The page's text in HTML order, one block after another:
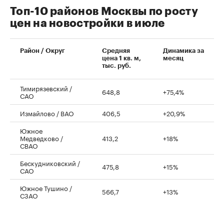
00:00 / 00:00
Топ-10 районов Москвы по росту
цен на новостройки в июле
Район / Округ
Средняя
цена 1 кв. м,
тыс. руб.
Динамика за
месяц
Тимирязевский /
САО 648,8 +75,4%
Измайлово / ВАО 406,5
+20,9%
Южное
Медведково /
СВАО
413,2 +18%
Бескудниковский /
САО 475,8 +15%
Южное Тушино /
СЗАО 566,7 +13%